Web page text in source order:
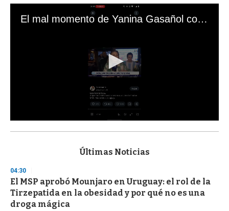
El mal momento de Yanina Gasañol con un hincha argentino en "Subrayado"
s
d
s
o
f
3
Últimas Noticias
04:30
El MSP aprobó Mounjaro en Uruguay: el rol de la
Tirzepatida en la obesidad y por qué no es una
droga mágica